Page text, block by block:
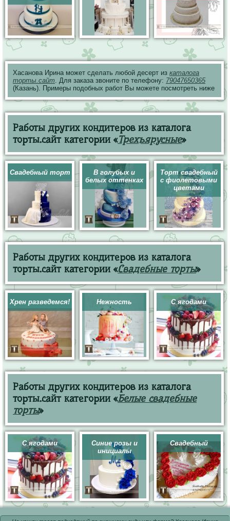
Хасанова Ирина может сделать любой десерт из каталога
торты.сайт. Для заказа звоните по телефону: 79047650365
(Казань). Примеры подобных работ Вы можете посмотреть ниже
Работы других кондитеров из каталога
торты.сайт категории «Трехъярусные»
Свадебный торт
В голубых и
белых оттенках
Торт свадебный
с фиолетовыми
цветами
Работы других кондитеров из каталога
торты.сайт категории «Свадебные торты»
Хрен разведемся! Нежность С ягодами
Работы других кондитеров из каталога
торты.сайт категории «Белые свадебные
торты»
С ягодами
Синие розы и
инициалы
Свадебный